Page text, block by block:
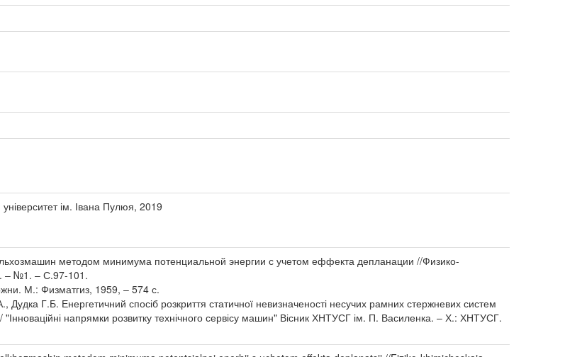
ім. Івана Пулюя, 2019
методом минимума потенциальной энергии с учетом еффекта депланации //Физико-
– №1. – С.97-101.
М.: Физматгиз, 1959, – 574 с.
Г.Б. Енергетичний спосіб розкриття статичної невизначеності несучих рамних стержневих систем
"Інноваційні напрямки розвитку технічного сервісу машин" Вісник ХНТУСГ ім. П. Василенка. – Х.: ХНТУСГ.